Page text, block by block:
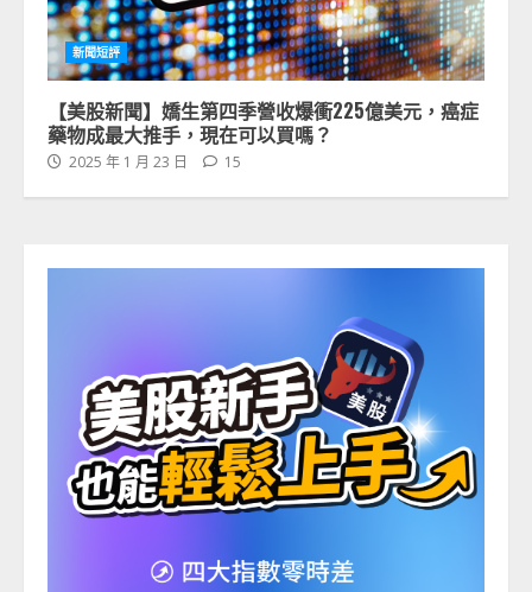
新聞短評
【美股新聞】嬌生第四季營收爆衝225億美元，癌症
藥物成最大推手，現在可以買嗎？
2025 年 1 月 23 日 15